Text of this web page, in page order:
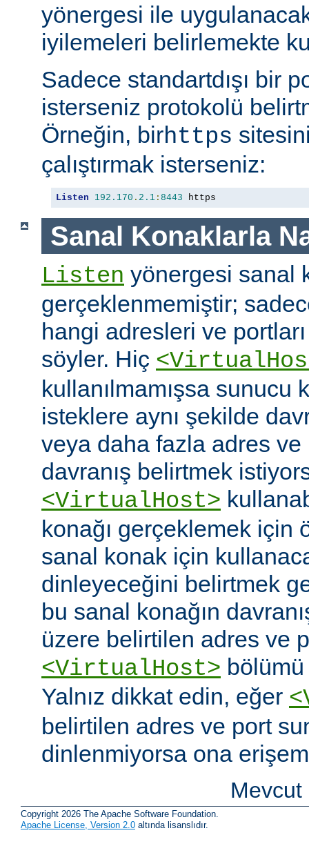
yönergesi ile
iyilemeleri belirlemekte
Sadece standartdışı bir
isterseniz protokolü
Örneğin, birhttps
çalıştırmak isterseniz:
Listen 192.170 . 2.1 : 8443 https
Sanal Konaklarla
Listen yönergesi sanal
gerçeklenmemiştir;
hangi adresleri ve
söyler. Hiç
kullanılmamışsa sunucu
isteklere aynı şekilde
veya daha fazla adres ve
davranış belirtmek
<VirtualHost>
konağı gerçeklemek için
sanal konak için
dinleyeceğini belirtmek
bu sanal konağın
üzere belirtilen adres ve
<VirtualHost> bölümü
Yalnız dikkat edin, eğer
belirtilen adres ve port
dinlenmiyorsa ona
Copyright 2026 The Apache Software Foundation.
Apache License, Version 2.0 altında lisanslıdır.